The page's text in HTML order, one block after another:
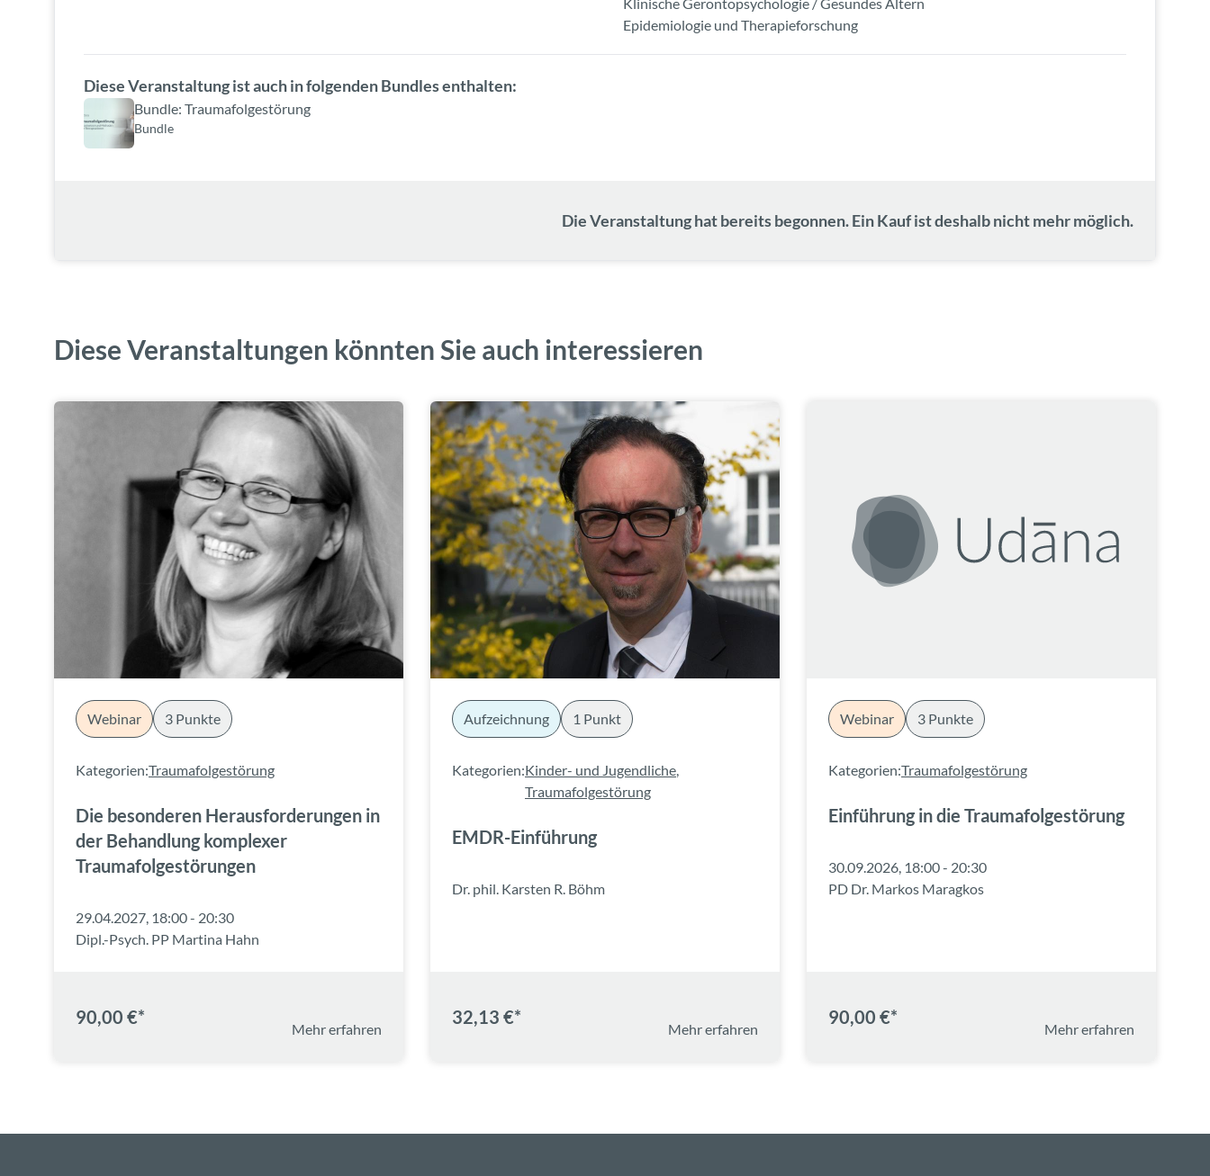
Epidemiologie und Therapieforschung
Diese Veranstaltung ist auch in folgenden Bundles enthalten:
Bundle: Traumafolgestörung
Bundle
Die Veranstaltung hat bereits begonnen. Ein Kauf ist deshalb nicht mehr möglich.
Diese Veranstaltungen könnten Sie auch interessieren
Webinar 3 Punkte
Kategorien:Traumafolgestörung
Die besonderen Herausforderungen in
der Behandlung komplexer
Traumafolgestörungen
29.04.2027, 18:00 - 20:30
Dipl.-Psych. PP Martina Hahn
90,00 €*
Mehr erfahren
Aufzeichnung 1 Punkt
Kategorien:Kinder- und Jugendliche,
Traumafolgestörung
EMDR-Einführung
Dr. phil. Karsten R. Böhm
32,13 €*
Mehr erfahren
Webinar 3 Punkte
Kategorien:Traumafolgestörung
Einführung in die Traumafolgestörung
30.09.2026, 18:00 - 20:30
PD Dr. Markos Maragkos
90,00 €*
Mehr erfahren